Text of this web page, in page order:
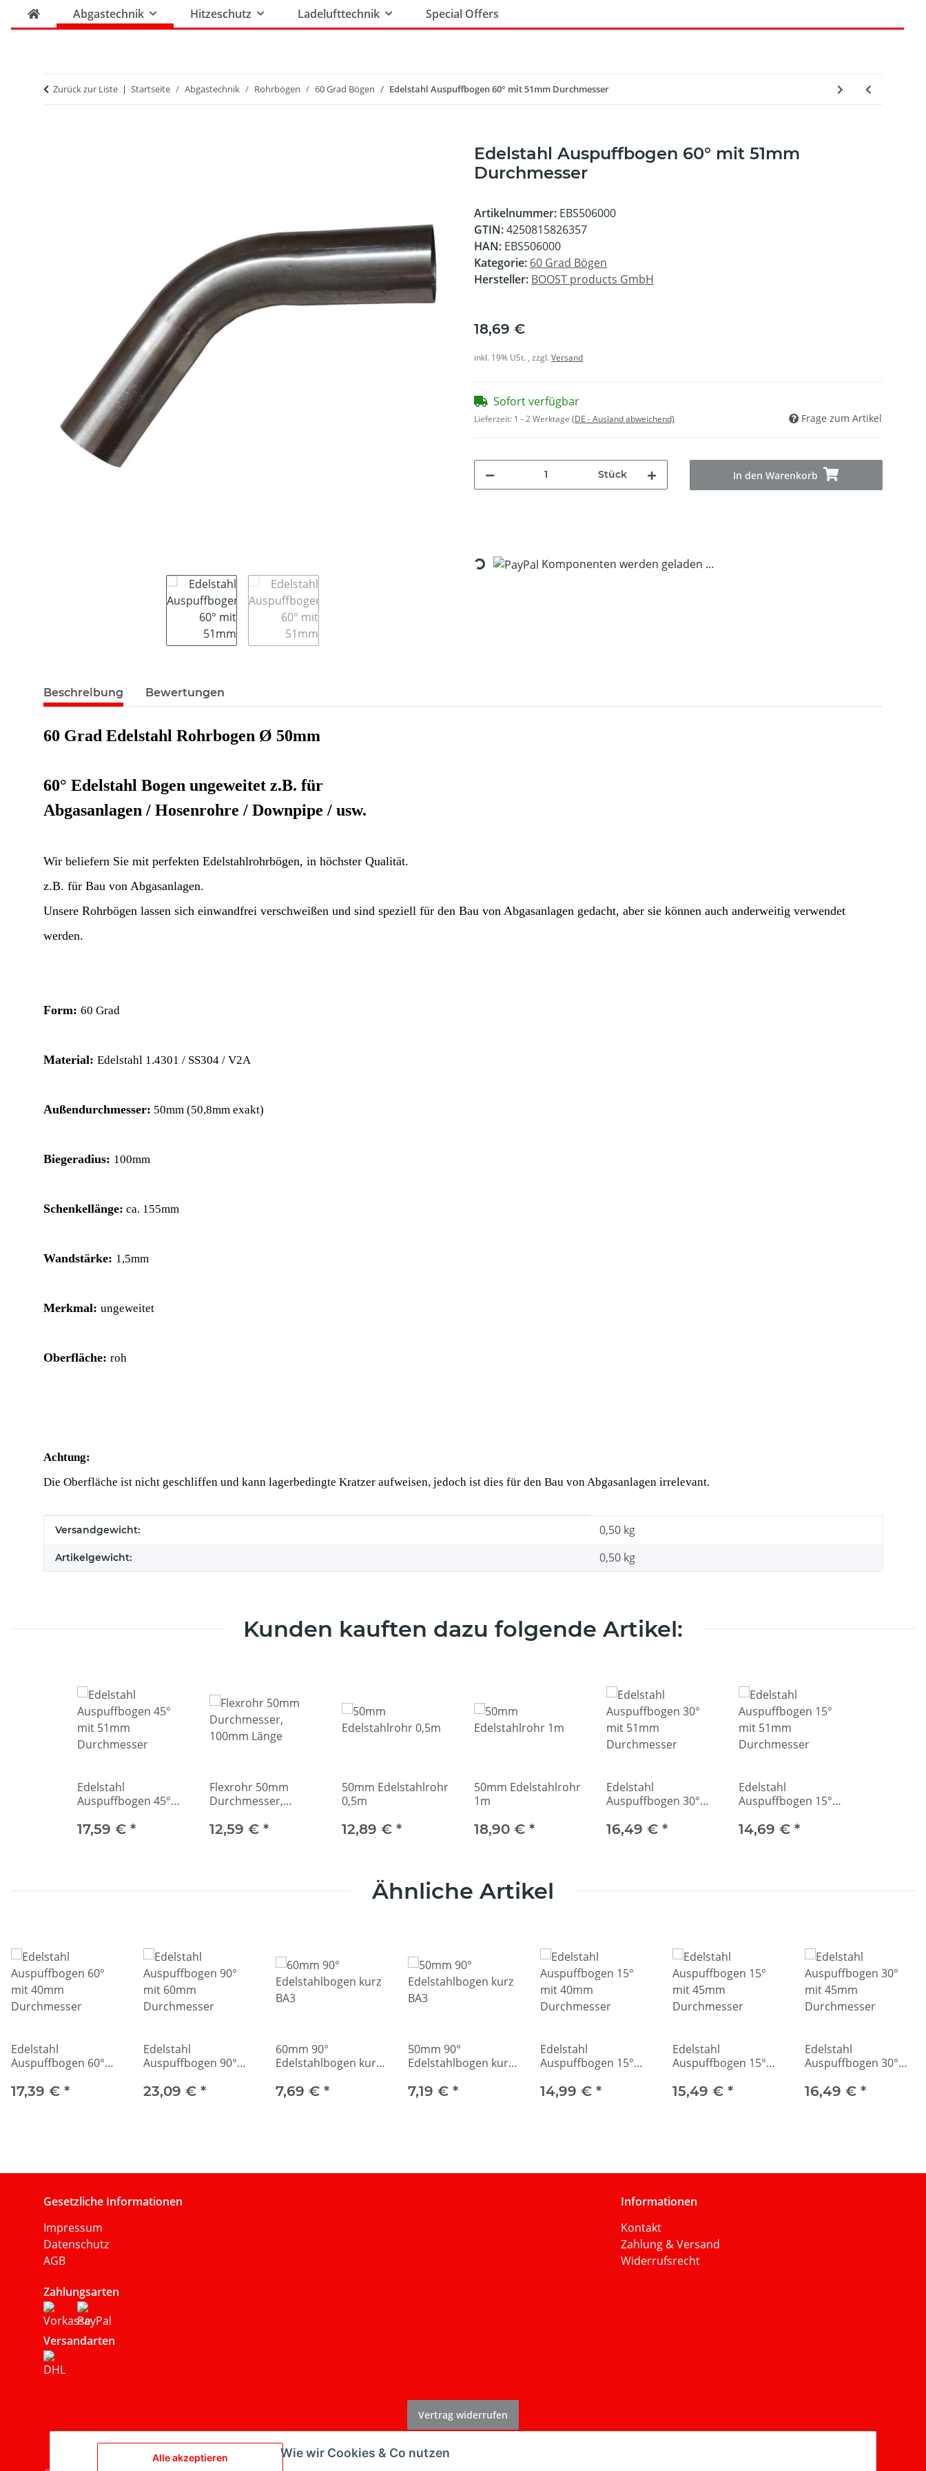
Abgastechnik Hitzeschutz Ladelufttechnik Special Offers
Zurück zur Liste Startseite Abgastechnik Rohrbögen 60 Grad Bögen Edelstahl Auspuffbogen 60° mit 51mm Durchmesser
Edelstahl Auspuffbogen 60° mit 51mm
Durchmesser
Artikelnummer: EBS506000
GTIN:4250815826357
HAN: EBS506000
Kategorie: 60 Grad Bögen
Hersteller: BOOST products GmbH
18,69 €
inkl. 19% USt. , zzgl.Versand
Sofort verfügbar
Lieferzeit: 1 - 2 Werktage (DE - Ausland abweichend) Frage zum Artikel
Stück In den Warenkorb
Loading... Komponenten werden geladen ...
Beschreibung Bewertungen
60 Grad Edelstahl Rohrbogen Ø 50mm
60° Edelstahl Bogen ungeweitet z.B. für
Abgasanlagen / Hosenrohre / Downpipe / usw.
Wir beliefern Sie mit perfekten Edelstahlrohrbögen, in höchster Qualität.
z.B. für Bau von Abgasanlagen.
Unsere Rohrbögen lassen sich einwandfrei verschweißen und sind speziell für den Bau von Abgasanlagen gedacht, aber sie können auch anderweitig verwendet
werden.
Form: 60 Grad
Material: Edelstahl 1.4301 / SS304 / V2A
Außendurchmesser: 50mm (50,8mm exakt)
Biegeradius: 100mm
Schenkellänge: ca. 155mm
Wandstärke: 1,5mm
Merkmal: ungeweitet
Oberfläche: roh
Achtung:
Die Oberfläche ist nicht geschliffen und kann lagerbedingte Kratzer aufweisen, jedoch ist dies für den Bau von Abgasanlagen irrelevant.
Produkteigenschaft
Wert
Versandgewicht: 0,50 kg
Artikelgewicht: 0,50 kg
Kunden kauften dazu folgende Artikel:
Edelstahl
Auspuffbogen 45°
Durchmesser
17,59 € *
Flexrohr 50mm
Durchmesser,
12,59 € *
50mm Edelstahlrohr
0,5m
12,89 € *
50mm Edelstahlrohr
1m
18,90 € *
Edelstahl
Auspuffbogen 30°
Durchmesser
16,49 € *
Edelstahl
Auspuffbogen 15°
Durchmesser
14,69 € *
Ähnliche Artikel
Edelstahl
Auspuffbogen 60°
Durchmesser
17,39 € *
Edelstahl
Auspuffbogen 90°
Durchmesser
23,09 € *
60mm 90°
Edelstahlbogen kurz
7,69 € *
50mm 90°
Edelstahlbogen kurz
7,19 € *
Edelstahl
Auspuffbogen 15°
Durchmesser
14,99 € *
Edelstahl
Auspuffbogen 15°
Durchmesser
15,49 € *
Edelstahl
Auspuffbogen 30°
Durchmesser
16,49 € *
Gesetzliche Informationen
Impressum
Datenschutz
AGB
Informationen
Kontakt
Zahlung & Versand
Widerrufsrecht
Zahlungsarten
Versandarten
Vertrag widerrufen
* Alle Preise inkl. gesetzlicher USt., zzgl.
Alle akzeptieren Wie wir Cookies & Co nutzen